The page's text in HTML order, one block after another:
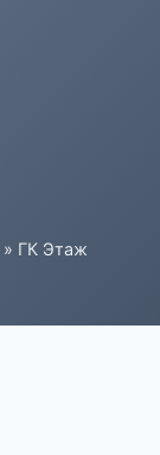
» ГК Этаж